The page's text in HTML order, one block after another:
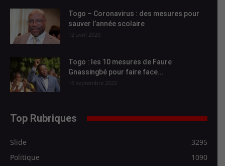
Togo – Coronavirus : des mesures pour
sauver l’année scolaire
12 avril 2020
Togo : les 10 mesures de Faure
Gnassingbé pour faire face...
16 septembre 2022
Top Rubriques
Slide
3295
Politique
1090